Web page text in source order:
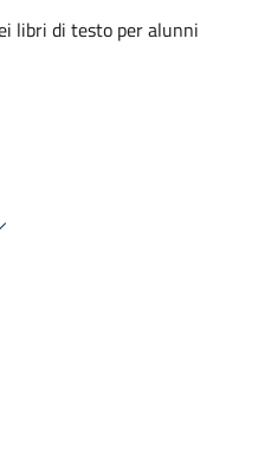
libri di testo per alunni